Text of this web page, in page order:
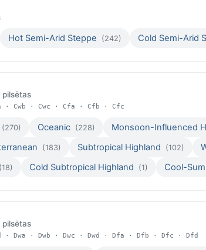
Hot Semi-Arid Steppe (242) Cold Semi-Arid
pilsētas
· Cwb · Cwc · Cfa · Cfb · Cfc
(270) Oceanic (228) Monsoon-Influenced
(183) Subtropical Highland (102)
(18) Cold Subtropical Highland (1) Cool-
pilsētas
· Dwa · Dwb · Dwc · Dwd · Dfa · Dfb · Dfc · Dfd